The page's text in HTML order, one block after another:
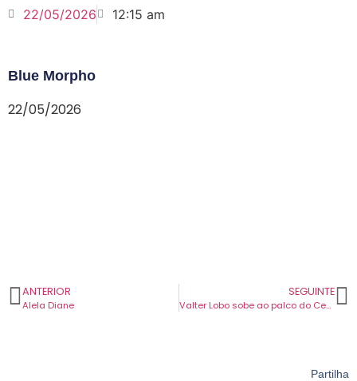
22/05/2026 12:15 am
Blue Morpho
22/05/2026
ANTERIOR
Alela Diane
SEGUINTE
Valter Lobo sobe ao palco do Centro de Artes de Águeda para apresentar ‘Melancólico Dançante’.
Partilha